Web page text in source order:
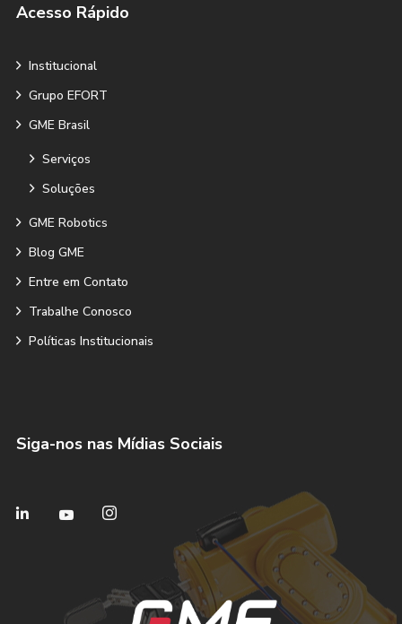
Acesso Rápido
Institucional
Grupo EFORT
GME Brasil
Serviços
Soluções
GME Robotics
Blog GME
Entre em Contato
Trabalhe Conosco
Políticas Institucionais
Siga-nos nas Mídias Sociais